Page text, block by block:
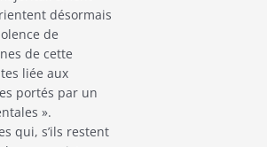
désormais
de
de cette
liée aux
portés par un
».
qui, s’ils restent